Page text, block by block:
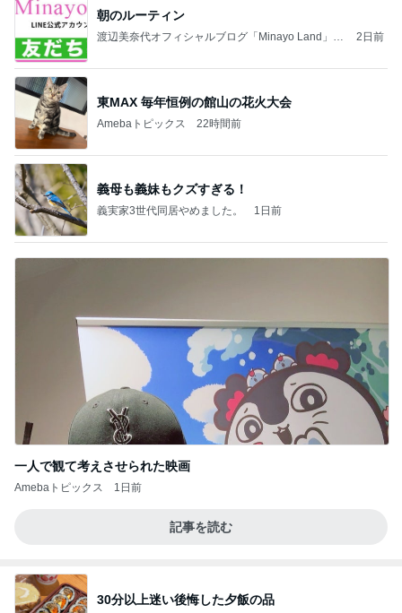
朝のルーティン
渡辺美奈代オフィシャルブログ「Minayo Land」P
2日前
東MAX 毎年恒例の館山の花火大会
Amebaトピックス 22時間前
義母も義妹もクズすぎる！
義実家3世代同居やめました。 1日前
一人で観て考えさせられた映画
Amebaトピックス 1日前
記事を読む
30分以上迷い後悔した夕飯の品